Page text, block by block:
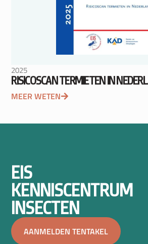
2025
RISICOSCAN TERMIETEN IN
MEER WETEN
EIS
KENNISCENTRUM
INSECTEN
AANMELDEN TENTAKEL